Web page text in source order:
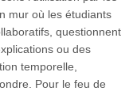
mur où les étudiants
questionnent
ou des
temporelle,
Pour le feu de